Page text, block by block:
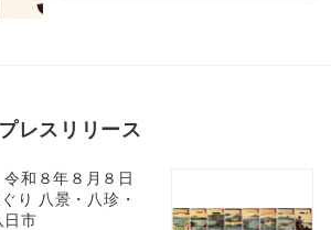
レスリリース
令和８年８月８日
り 八景・八珍・
日市